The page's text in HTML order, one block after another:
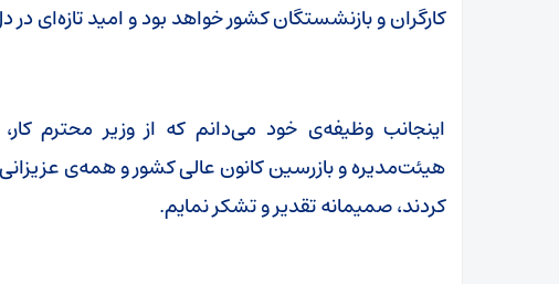
کارگران و بازنشستگان کشور خواهد بود و امید تازه‌ای
اینجانب وظیفه‌ی خود می‌دانم که از وزیر محترم
هیئت‌مدیره و بازرسین کانون عالی کشور و همه‌ی عزیزانی
کردند، صمیمانه تقدیر و تشکر نمایم.